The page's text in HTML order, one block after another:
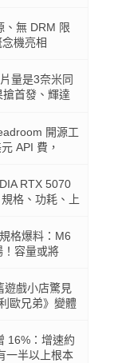
、無 DRM 限
機亮相
量是3奈米同
首發、輝達
開源工
API 費，
RTX 5070
格、功耗、上
格爆料：M6
容量或將
遊戲小店驚見
歐兄弟》變體
16%：增速約
一半以上根本